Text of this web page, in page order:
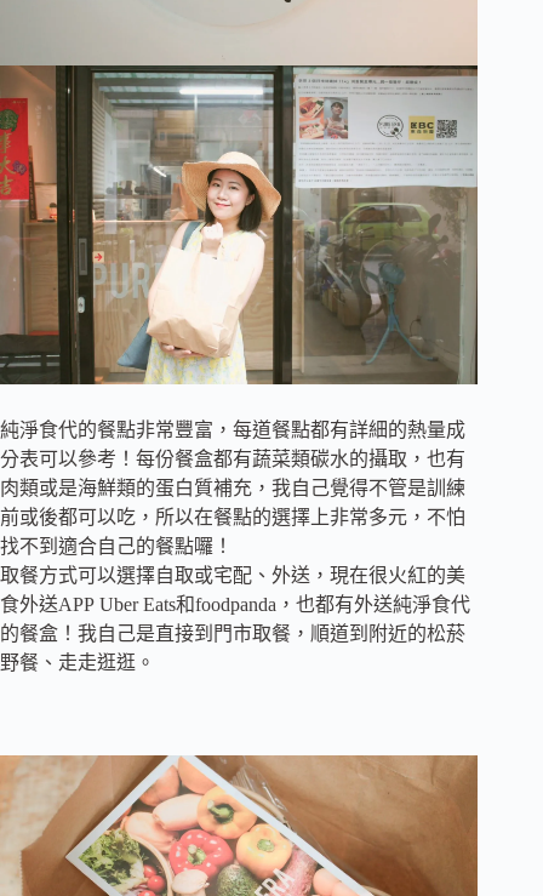
純淨食代的餐點非常豐富，每道餐點都有詳細的熱量成
分表可以參考！每份餐盒都有蔬菜類碳水的攝取，也有
肉類或是海鮮類的蛋白質補充，我自己覺得不管是訓練
前或後都可以吃，所以在餐點的選擇上非常多元，不怕
找不到適合自己的餐點囉！
取餐方式可以選擇自取或宅配、外送，現在很火紅的美
食外送APP Uber Eats和foodpanda，也都有外送純淨食代
的餐盒！我自己是直接到門市取餐，順道到附近的松菸
野餐、走走逛逛。